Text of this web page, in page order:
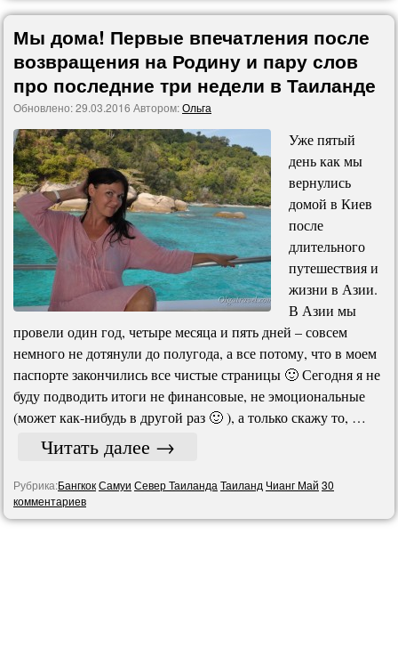
Мы дома! Первые впечатления после
возвращения на Родину и пару слов
про последние три недели в Таиланде
Обновлено:29.03.2016 Автором:Ольга
Уже пятый
день как мы
вернулись
домой в Киев
после
длительного
путешествия и
жизни в Азии.
В Азии мы
провели один год, четыре месяца и пять дней – совсем
немного не дотянули до полугода, а все потому, что в моем
паспорте закончились все чистые страницы 🙂 Сегодня я не
буду подводить итоги не финансовые, не эмоциональные
(может как-нибудь в другой раз 🙂 ), а только скажу то, …
Читать далее →
Рубрика:БангкокСамуи Север Таиланда Таиланд Чианг Май 30
комментариев